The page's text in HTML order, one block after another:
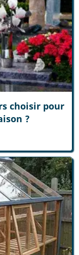
choisir pour
?